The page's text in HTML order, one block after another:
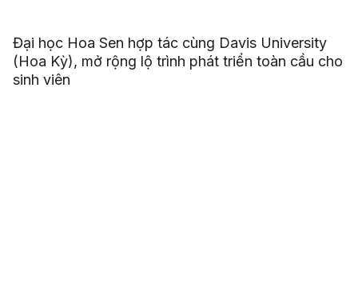
Đại học Hoa Sen hợp tác cùng Davis University
(Hoa Kỳ), mở rộng lộ trình phát triển toàn cầu cho
sinh viên